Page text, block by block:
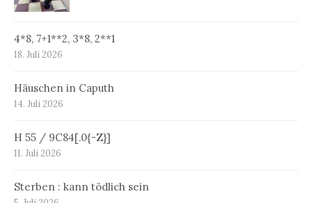
4*8, 7+1**2, 3*8, 2**1
18. Juli 2026
Häuschen in Caputh
14. Juli 2026
H 55 / 9C84[.0{-Z}]
11. Juli 2026
Sterben : kann tödlich sein